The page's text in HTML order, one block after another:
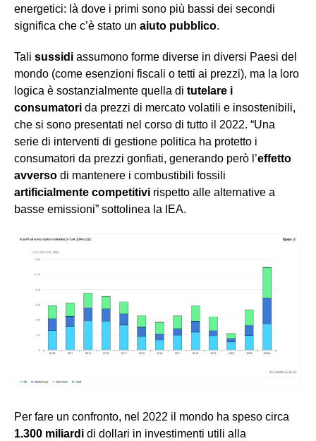
energetici: là dove i primi sono più bassi dei secondi
significa che c’è stato un aiuto pubblico.
Tali sussidi assumono forme diverse in diversi Paesi del
mondo (come esenzioni fiscali o tetti ai prezzi), ma la loro
logica è sostanzialmente quella di tutelare i
consumatori da prezzi di mercato volatili e insostenibili,
che si sono presentati nel corso di tutto il 2022. “Una
serie di interventi di gestione politica ha protetto i
consumatori da prezzi gonfiati, generando però l’effetto
avverso di mantenere i combustibili fossili
artificialmente competitivi rispetto alle alternative a
basse emissioni” sottolinea la IEA.
Per fare un confronto, nel 2022 il mondo ha speso circa
1.300 miliardi di dollari in investimenti utili alla